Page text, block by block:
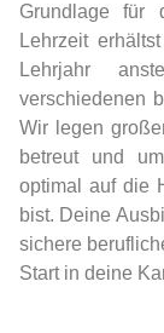
Grundlage für
Lehrzeit
Lehrjahr
verschiedenen
Wir legen
betreut und
optimal auf die
bist. Deine
sichere
Start in deine